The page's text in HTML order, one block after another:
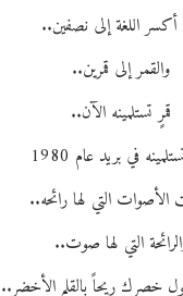
أكسر اللغة إلى نصفين..
والقمر إلى قمرين..
قمرٍ تستلمينه الآن..
في بريد عام 1980
التي لها رائحه..
التي لها صوت..
خصرك ريحاً بالقلم الأخضر..